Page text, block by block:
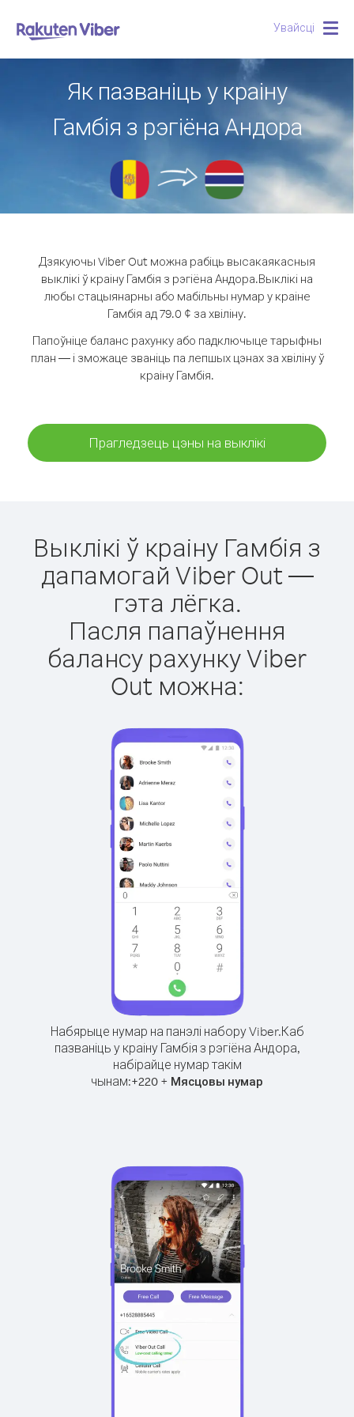
Увайсці
Як пазваніць у краіну
Гамбія з рэгіёна Андора
Дзякуючы Viber Out можна рабіць высакаякасныя
выклікі ў краіну Гамбія з рэгіёна Андора.Выклікі на
любы стацыянарны або мабільны нумар у краіне
Гамбія ад 79.0 ¢ за хвіліну.
Папоўніце баланс рахунку або падключыце тарыфны
план — і зможаце званіць па лепшых цэнах за хвіліну ў
краіну Гамбія.
Прагледзець цэны на выклікі
Выклікі ў краіну Гамбія з
дапамогай Viber Out —
гэта лёгка.
Пасля папаўнення
балансу рахунку Viber
Out можна:
Набярыце нумар на панэлі набору Viber.Каб
пазваніць у краіну Гамбія з рэгіёна Андора,
набірайце нумар такім
чынам:+220 + Мясцовы нумар